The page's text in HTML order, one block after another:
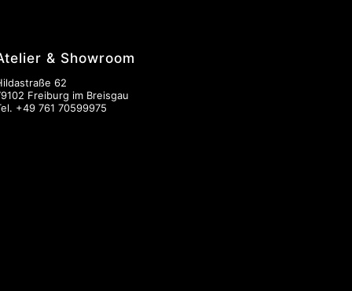
& Showroom
62
Freiburg im Breisgau
+49 761 70599975